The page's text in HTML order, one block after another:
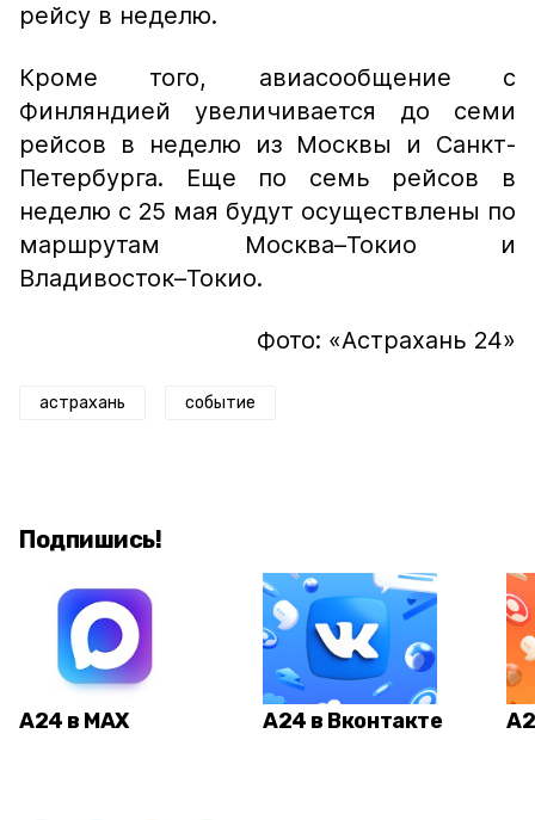
рейсу в неделю.
Кроме того, авиасообщение с
Финляндией увеличивается до семи
рейсов в неделю из Москвы и Санкт-
Петербурга. Еще по семь рейсов в
неделю с 25 мая будут осуществлены по
маршрутам Москва–Токио и
Владивосток–Токио.
Фото: «Астрахань 24»
астрахань событие
Подпишись!
А24 в MAX А24 в Вконтакте